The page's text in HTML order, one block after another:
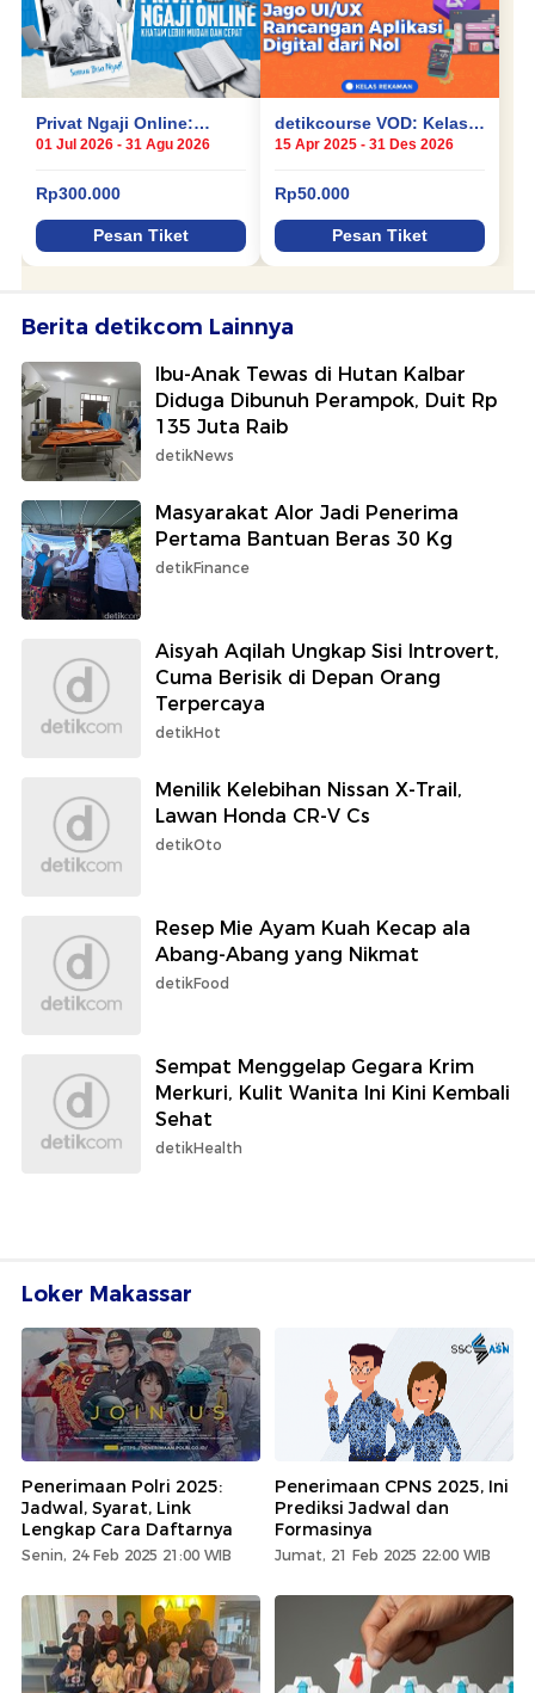
Berita detikcom Lainnya
Ibu-Anak Tewas di Hutan Kalbar
Diduga Dibunuh Perampok, Duit Rp
135 Juta Raib
detikNews
Masyarakat Alor Jadi Penerima
Pertama Bantuan Beras 30 Kg
detikFinance
Aisyah Aqilah Ungkap Sisi Introvert,
Cuma Berisik di Depan Orang
Terpercaya
detikHot
Menilik Kelebihan Nissan X-Trail,
Lawan Honda CR-V Cs
detikOto
Resep Mie Ayam Kuah Kecap ala
Abang-Abang yang Nikmat
detikFood
Sempat Menggelap Gegara Krim
Merkuri, Kulit Wanita Ini Kini Kembali
Sehat
detikHealth
Loker Makassar
Penerimaan Polri 2025:
Jadwal, Syarat, Link
Lengkap Cara Daftarnya
Senin, 24 Feb 2025 21:00 WIB
Penerimaan CPNS 2025, Ini
Prediksi Jadwal dan
Formasinya
Jumat, 21 Feb 2025 22:00 WIB